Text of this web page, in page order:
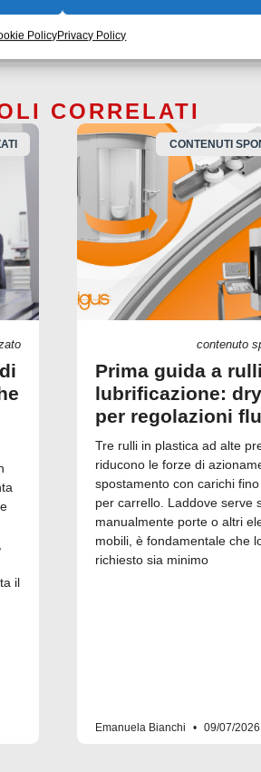
PolicyPrivacy Policy
CORRELATI
il
CONTENUTI
contenuto
Prima guida a
lubrificazione:
per regolazioni
Tre rulli in plastica ad alte
riducono le forze di
spostamento con carichi
per carrello. Laddove serve
manualmente porte o altri
mobili, è fondamentale che
richiesto sia minimo
Emanuela Bianchi 09/07/2026